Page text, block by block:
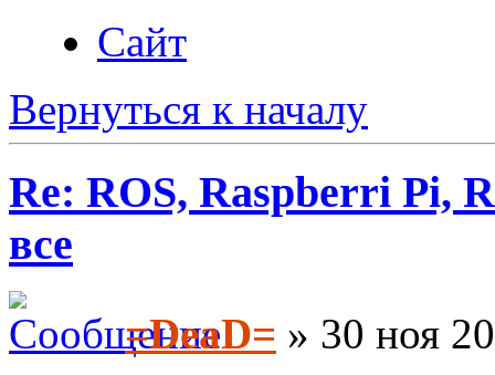
Сайт
Вернуться к началу
Re: ROS, Raspberri Pi,
все
=DeaD= » 30 ноя